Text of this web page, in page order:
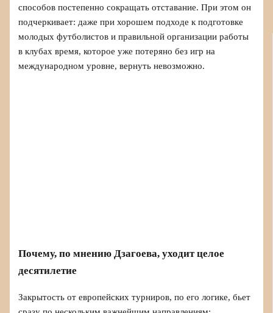
способов постепенно сокращать отставание. При этом он
подчеркивает: даже при хорошем подходе к подготовке
молодых футболистов и правильной организации работы
в клубах время, которое уже потеряно без игр на
международном уровне, вернуть невозможно.
Почему, по мнению Дзагоева, уходит целое
десятилетие
Закрытость от европейских турниров, по его логике, бьет